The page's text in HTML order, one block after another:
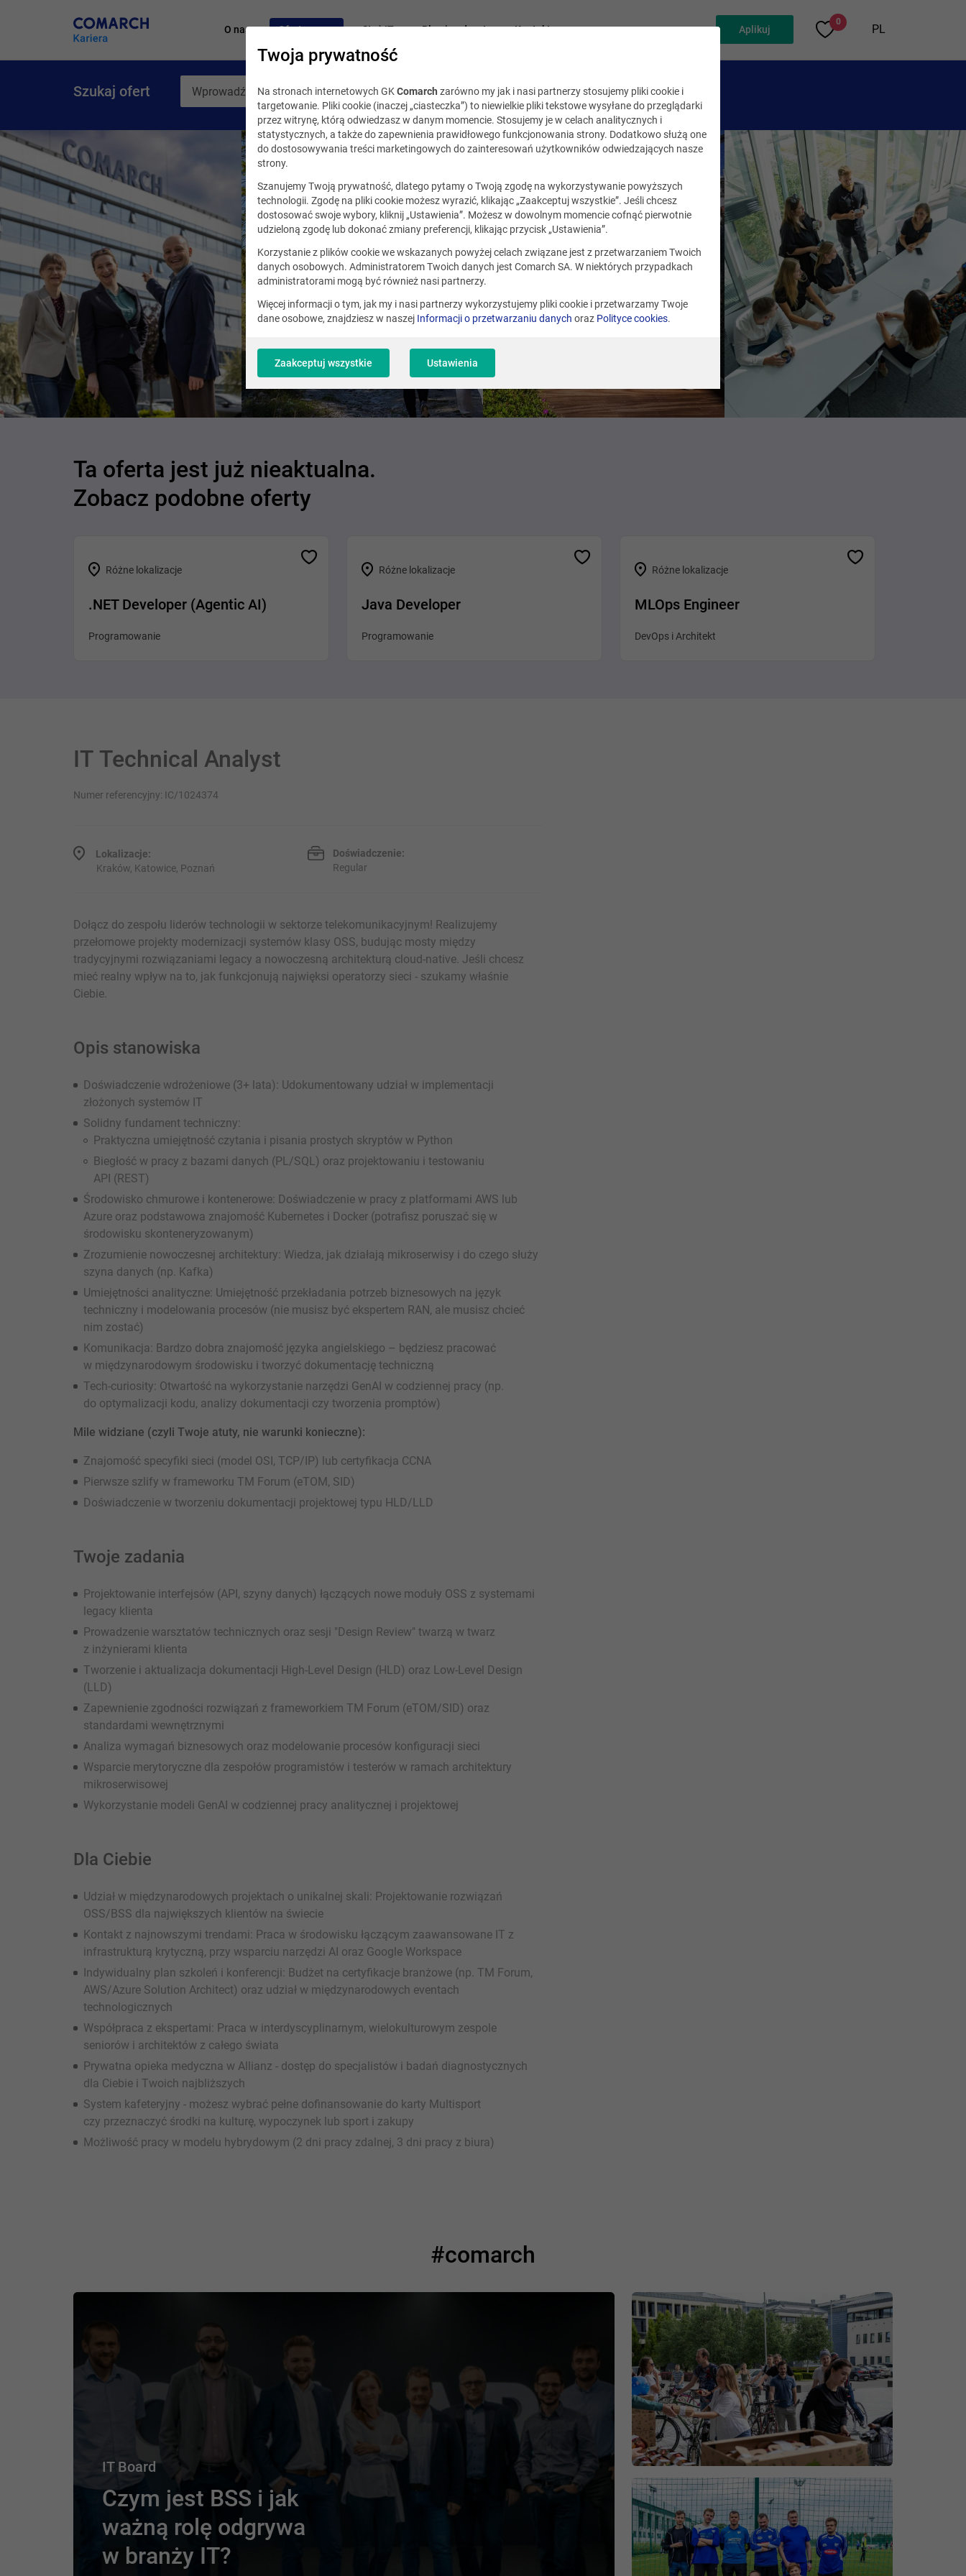
O nas Oferty pracy Staż IT Blog i podcast Kontakt Aplikuj
0
PL
Szukaj ofert
Ta oferta jest już nieaktualna.
Zobacz podobne oferty
Różne lokalizacje
.NET Developer (Agentic AI)
Programowanie
Różne lokalizacje
Java Developer
Programowanie
Różne lokalizacje
MLOps Engineer
DevOps i Architekt
IT Technical Analyst
Numer referencyjny: IC/1024374
Lokalizacje:
Kraków, Katowice, Poznań
Doświadczenie:
Regular
Dołącz do zespołu liderów technologii w sektorze telekomunikacyjnym! Realizujemy
przełomowe projekty modernizacji systemów klasy OSS, budując mosty między
tradycyjnymi rozwiązaniami legacy a nowoczesną architekturą cloud-native. Jeśli chcesz
mieć realny wpływ na to, jak funkcjonują najwięksi operatorzy sieci - szukamy właśnie
Ciebie.
Opis stanowiska
Doświadczenie wdrożeniowe (3+ lata): Udokumentowany udział w implementacji
złożonych systemów IT
Solidny fundament techniczny:
Praktyczna umiejętność czytania i pisania prostych skryptów w Python
Biegłość w pracy z bazami danych (PL/SQL) oraz projektowaniu i testowaniu
API (REST)
Środowisko chmurowe i kontenerowe: Doświadczenie w pracy z platformami AWS lub
Azure oraz podstawowa znajomość Kubernetes i Docker (potrafisz poruszać się w
środowisku skonteneryzowanym)
Zrozumienie nowoczesnej architektury: Wiedza, jak działają mikroserwisy i do czego służy
szyna danych (np. Kafka)
Umiejętności analityczne: Umiejętność przekładania potrzeb biznesowych na język
techniczny i modelowania procesów (nie musisz być ekspertem RAN, ale musisz chcieć
nim zostać)
Komunikacja: Bardzo dobra znajomość języka angielskiego – będziesz pracować
w międzynarodowym środowisku i tworzyć dokumentację techniczną
Tech-curiosity: Otwartość na wykorzystanie narzędzi GenAI w codziennej pracy (np.
do optymalizacji kodu, analizy dokumentacji czy tworzenia promptów)
Mile widziane (czyli Twoje atuty, nie warunki konieczne):
Znajomość specyfiki sieci (model OSI, TCP/IP) lub certyfikacja CCNA
Pierwsze szlify w frameworku TM Forum (eTOM, SID)
Doświadczenie w tworzeniu dokumentacji projektowej typu HLD/LLD
Twoje zadania
Projektowanie interfejsów (API, szyny danych) łączących nowe moduły OSS z systemami
legacy klienta
Prowadzenie warsztatów technicznych oraz sesji "Design Review" twarzą w twarz
z inżynierami klienta
Tworzenie i aktualizacja dokumentacji High-Level Design (HLD) oraz Low-Level Design
(LLD)
Zapewnienie zgodności rozwiązań z frameworkiem TM Forum (eTOM/SID) oraz
standardami wewnętrznymi
Analiza wymagań biznesowych oraz modelowanie procesów konfiguracji sieci
Wsparcie merytoryczne dla zespołów programistów i testerów w ramach architektury
mikroserwisowej
Wykorzystanie modeli GenAI w codziennej pracy analitycznej i projektowej
Dla Ciebie
Udział w międzynarodowych projektach o unikalnej skali: Projektowanie rozwiązań
OSS/BSS dla największych klientów na świecie
Kontakt z najnowszymi trendami: Praca w środowisku łączącym zaawansowane IT z
infrastrukturą krytyczną, przy wsparciu narzędzi AI oraz Google Workspace
Indywidualny plan szkoleń i konferencji: Budżet na certyfikacje branżowe (np. TM Forum,
AWS/Azure Solution Architect) oraz udział w międzynarodowych eventach
technologicznych
Współpraca z ekspertami: Praca w interdyscyplinarnym, wielokulturowym zespole
seniorów i architektów z całego świata
Prywatna opieka medyczna w Allianz - dostęp do specjalistów i badań diagnostycznych
dla Ciebie i Twoich najbliższych
System kafeteryjny - możesz wybrać pełne dofinansowanie do karty Multisport
czy przeznaczyć środki na kulturę, wypoczynek lub sport i zakupy
Możliwość pracy w modelu hybrydowym (2 dni pracy zdalnej, 3 dni pracy z biura)
#comarch
IT Board
Czym jest BSS i jak
ważną rolę odgrywa
w branży IT?
Twoja prywatność
Na stronach internetowych GKComarch zarówno my jak i nasi partnerzy stosujemy pliki cookie i
targetowanie. Pliki cookie (inaczej „ciasteczka”) to niewielkie pliki tekstowe wysyłane do przeglądarki
przez witrynę, którą odwiedzasz w danym momencie. Stosujemy je w celach analitycznych i
statystycznych, a także do zapewnienia prawidłowego funkcjonowania strony. Dodatkowo służą one
do dostosowywania treści marketingowych do zainteresowań użytkowników odwiedzających nasze
strony.
Szanujemy Twoją prywatność, dlatego pytamy o Twoją zgodę na wykorzystywanie powyższych
technologii. Zgodę na pliki cookie możesz wyrazić, klikając „Zaakceptuj wszystkie”. Jeśli chcesz
dostosować swoje wybory, kliknij „Ustawienia”. Możesz w dowolnym momencie cofnąć pierwotnie
udzieloną zgodę lub dokonać zmiany preferencji, klikając przycisk „Ustawienia”.
Korzystanie z plików cookie we wskazanych powyżej celach związane jest z przetwarzaniem Twoich
danych osobowych. Administratorem Twoich danych jest Comarch SA. W niektórych przypadkach
administratorami mogą być również nasi partnerzy.
Więcej informacji o tym, jak my i nasi partnerzy wykorzystujemy pliki cookie i przetwarzamy Twoje
dane osobowe, znajdziesz w naszej Informacji o przetwarzaniu danych oraz Polityce cookies.
Zaakceptuj wszystkie Ustawienia